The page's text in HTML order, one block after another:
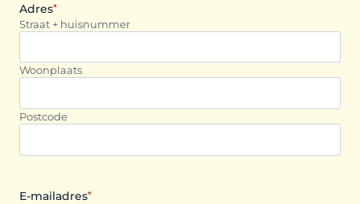
Adres*
Straat + huisnummer
Woonplaats
Postcode
E-mailadres*